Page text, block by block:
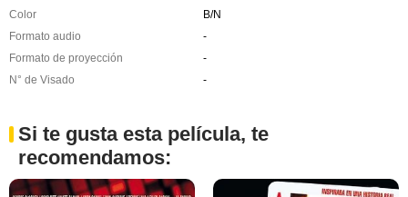
Color
B/N
Formato audio
-
Formato de proyección
-
N° de Visado
-
Si te gusta esta película, te
recomendamos: